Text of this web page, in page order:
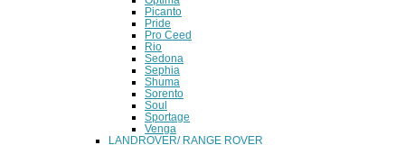
Picanto
Pride
Pro Ceed
Rio
Sedona
Sephia
Shuma
Sorento
Soul
Sportage
Venga
LANDROVER/ RANGE ROVER